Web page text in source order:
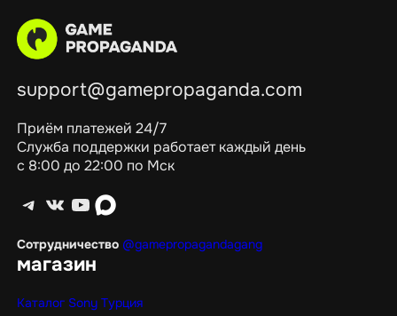
support@gamepropaganda.com
Приём платежей 24/7
Служба поддержки работает каждый день
с 8:00 до 22:00 по Мск
Telegram ВКонтакте YouTube max
Сотрудничество @gamepropagandagang
магазин
Каталог Sony Турция